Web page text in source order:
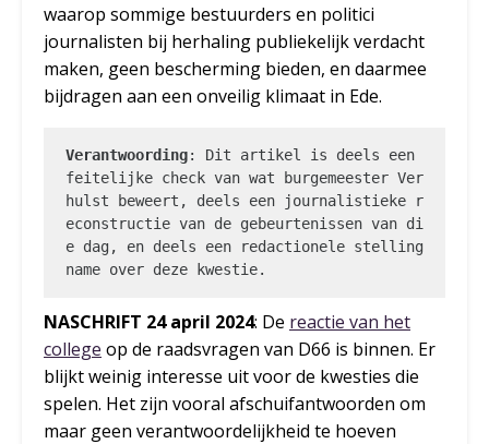
waarop sommige bestuurders en politici
journalisten bij herhaling publiekelijk verdacht
maken, geen bescherming bieden, en daarmee
bijdragen aan een onveilig klimaat in Ede.
Verantwoording: Dit artikel is deels een
feitelijke check van wat burgemeester Ver
hulst beweert, deels een journalistieke r
econstructie van de gebeurtenissen van di
e dag, en deels een redactionele stelling
name over deze kwestie.
NASCHRIFT 24 april 2024: De reactie van het
college op de raadsvragen van D66 is binnen. Er
blijkt weinig interesse uit voor de kwesties die
spelen. Het zijn vooral afschuifantwoorden om
maar geen verantwoordelijkheid te hoeven